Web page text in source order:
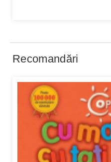
Recomandări